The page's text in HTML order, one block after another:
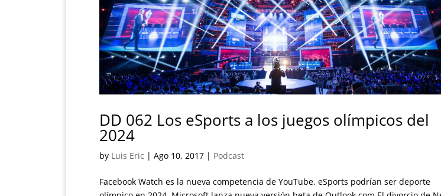
DD 062 Los eSports a los juegos olímpicos del
2024
by Luis Eric | Ago 10, 2017 | Podcast
Facebook Watch es la nueva competencia de YouTube. eSports podrían ser deporte